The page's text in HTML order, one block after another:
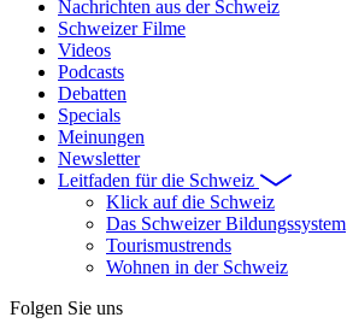
Nachrichten aus der Schweiz
Schweizer Filme
Videos
Podcasts
Debatten
Specials
Meinungen
Newsletter
Leitfaden für die Schweiz
Klick auf die Schweiz
Das Schweizer Bildungssystem
Tourismustrends
Wohnen in der Schweiz
Folgen Sie uns